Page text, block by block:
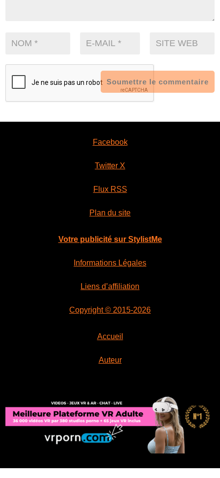
Soumettre le commentaire
Facebook
Twitter X
Flux RSS
Plan du site
Votre publicité sur StylistMe
Informations Légales
Liens d’affiliation
Copyright © 2015-2026
Accueil
Auteur